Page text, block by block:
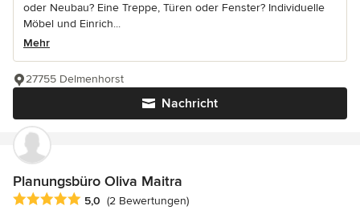
oder Neubau? Eine Treppe, Türen oder Fenster? Individuelle
Möbel und Einrich...
Mehr
Nachricht
27755 Delmenhorst
Planungsbüro Oliva Maitra
Durchschnittliche Bewertung: 5 von 5 Sternen
5,0 (2 Bewertungen)